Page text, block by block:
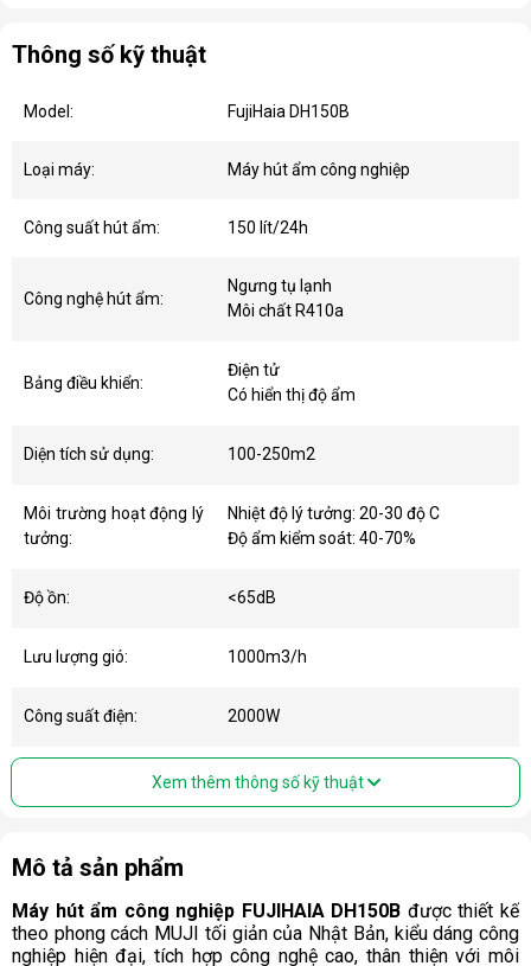
Thông số kỹ thuật
Model: FujiHaia DH150B
Loại máy: Máy hút ẩm công nghiệp
Công suất hút ẩm: 150 lít/24h
Công nghệ hút ẩm:
Ngưng tụ lạnh
Môi chất R410a
Bảng điều khiển:
Điện tử
Có hiển thị độ ẩm
Diện tích sử dụng: 100-250m2
Môi trường hoạt động lý
tưởng:
Nhiệt độ lý tưởng: 20-30 độ C
Độ ẩm kiểm soát: 40-70%
Độ ồn: <65dB
Lưu lượng gió: 1000m3/h
Công suất điện: 2000W
Xem thêm thông số kỹ thuật
Mô tả sản phẩm
Máy hút ẩm công nghiệp FUJIHAIA DH150B được thiết kế
theo phong cách MUJI tối giản của Nhật Bản, kiểu dáng công
nghiệp hiện đại, tích hợp công nghệ cao, thân thiện với môi